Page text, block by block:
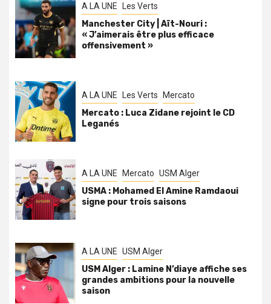
A LA UNE Les Verts
Manchester City | Aït-Nouri :
« J’aimerais être plus efficace
offensivement »
A LA UNE Les Verts Mercato
Mercato : Luca Zidane rejoint le CD
Leganés
A LA UNE Mercato USM Alger
USMA : Mohamed El Amine Ramdaoui
signe pour trois saisons
A LA UNE USM Alger
USM Alger : Lamine N’diaye affiche ses
grandes ambitions pour la nouvelle
saison